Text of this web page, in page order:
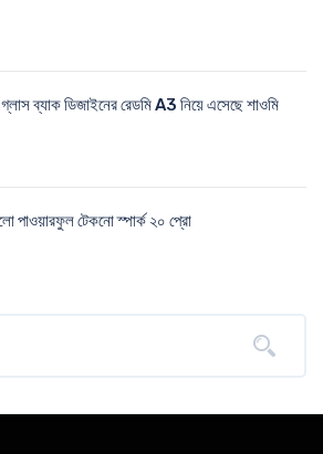
গ্লাস ব্যাক ডিজাইনের রেডমি A3 নিয়ে এসেছে শাওমি
পাওয়ারফুল টেকনো স্পার্ক ২০ প্রো